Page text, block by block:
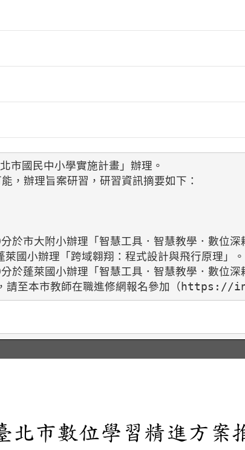
市國民中小學實施計畫」辦理。
，辦理旨案研習，研習資訊摘要如下：
於市大附小辦理「智慧工具．智慧教學．數
國小辦理「跨域翱翔：程式設計與飛行原理」。
於蓬萊國小辦理「智慧工具．智慧教學．數
，請至本市教師在職進修網報名參加（